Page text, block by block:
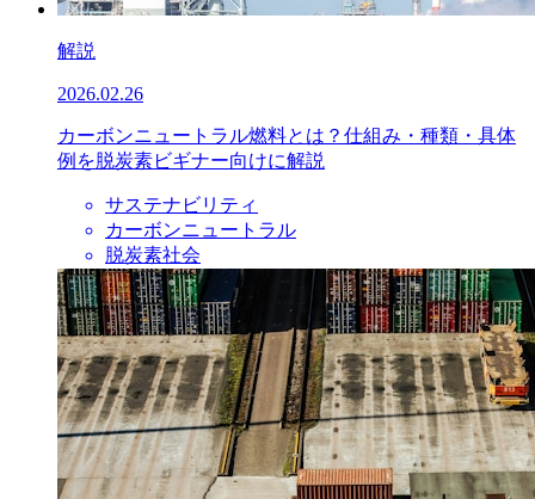
解説
2026.02.26
カーボンニュートラル燃料とは？仕組み・種類・具体
例を脱炭素ビギナー向けに解説
サステナビリティ
カーボンニュートラル
脱炭素社会